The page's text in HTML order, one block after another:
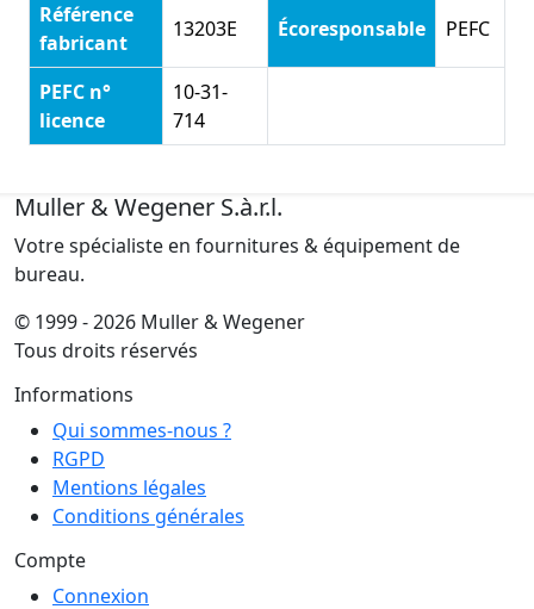
Référence
fabricant
13203E Écoresponsable PEFC
PEFC n°
licence
10-31-
714
Muller & Wegener S.à.r.l.
Votre spécialiste en fournitures & équipement de
bureau.
© 1999 - 2026 Muller & Wegener
Tous droits réservés
Informations
Qui sommes-nous ?
RGPD
Mentions légales
Conditions générales
Compte
Connexion